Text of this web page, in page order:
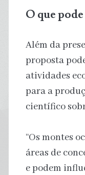
O que
Além da
proposta
atividades
para a
científico
“Os montes
áreas de
e podem